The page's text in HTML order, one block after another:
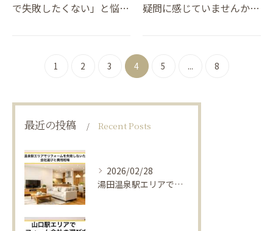
で失敗したくない」と悩ん
なっており、分離発注方式
中間マージンを削減す…
疑問に感じていませんか。
寄せられております。こう
したトラブルの多くは、
「事前の挨拶不足や配慮…
1 2 3 4 5 ... 8
最近の投稿 Recent Posts
2026/02/28
湯田温泉駅エリアでリフォームを失敗しないための会社選びと費用相場